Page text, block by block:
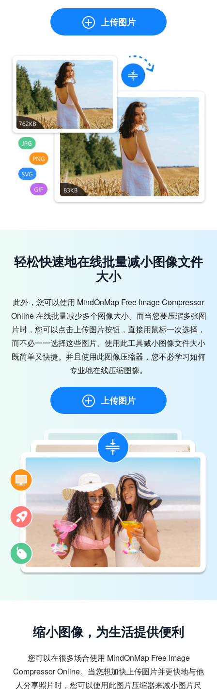
上传图片
轻松快速地在线批量减小图像文件
大小
此外，您可以使用 MindOnMap Free Image Compressor
Online 在线批量减少多个图像大小。而当您要压缩多张图
片时，您可以点击上传图片按钮，直接用鼠标一次选择，
而不必一一选择这些图片。使用此工具减小图像文件大小
既简单又快捷。并且使用此图像压缩器，您不必学习如何
专业地在线压缩图像。
上传图片
缩小图像，为生活提供便利
您可以在很多场合使用 MindOnMap Free Image
Compressor Online。当您想加快上传图片并更快地与他
人分享照片时，您可以使用此图片压缩器来减小图片尺